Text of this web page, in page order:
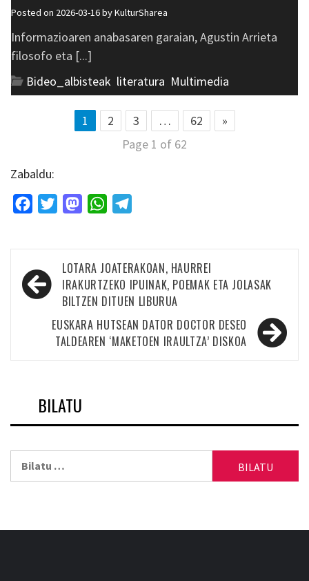
Posted on 2026-03-16 byKulturSharea
Informazioaren anabasaren garaian, Agustin Arrieta
filosofo eta [...]
Bideo_albisteak literatura Multimedia
1 2 3 … 62
»
Page 1 of 62
Zabaldu:
FacebookTwitterMastodonWhatsApp
Bidalketetan
zehar
nabigatu
LOTARA JOATERAKOAN, HAURREI
IRAKURTZEKO IPUINAK, POEMAK ETA JOLASAK
BILTZEN DITUEN LIBURUA
EUSKARA HUTSEAN DATOR DOCTOR DESEO
TALDEAREN ‘MAKETOEN IRAULTZA’ DISKOA
BILATU